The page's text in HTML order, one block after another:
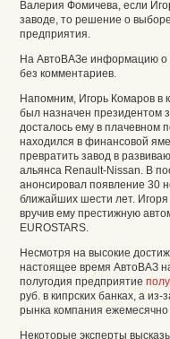
Валерия Фомичева, если
заводе, то решение о
предприятия.
На АвтоВАЗе информацию о
без комментариев.
Напомним, Игорь Комаров в
был назначен президентом
досталось ему в плачевном
находился в финансовой
превратить завод в
альянса Renault-Nissan. В
анонсировал появление 30
ближайших шести лет.
вручив ему престижную
EUROSTARS.
Несмотря на высокие
настоящее время АвтоВАЗ
полугодия предприятие
руб. в кипрских банках, а
рынка компания
Некоторые эксперты